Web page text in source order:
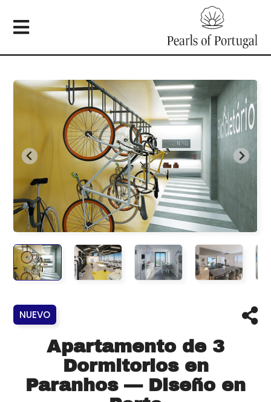
NUEVO
Apartamento de 3
Dormitorios en
Paranhos — Diseño en